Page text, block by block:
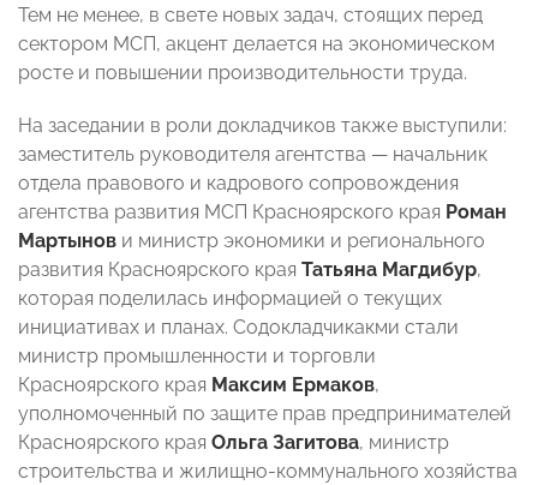
Тем не менее, в свете новых задач, стоящих перед
сектором МСП, акцент делается на экономическом
росте и повышении производительности труда.
На заседании в роли докладчиков также выступили:
заместитель руководителя агентства — начальник
отдела правового и кадрового сопровождения
агентства развития МСП Красноярского края Роман
Мартынов и министр экономики и регионального
развития Красноярского края Татьяна Магдибур,
которая поделилась информацией о текущих
инициативах и планах. Содокладчикакми стали
министр промышленности и торговли
Красноярского края Максим Ермаков,
уполномоченный по защите прав предпринимателей
Красноярского края Ольга Загитова, министр
строительства и жилищно-коммунального хозяйства